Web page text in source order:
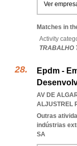
Ver
Matches in
Activity
TRABALHO
Epdm -
AV DE
ALJUSTREL
Outras
indústrias
SA